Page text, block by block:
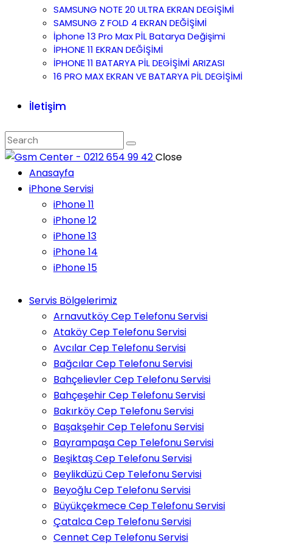
SAMSUNG NOTE 20 ULTRA EKRAN DEGİŞİMİ
SAMSUNG Z FOLD 4 EKRAN DEĞİŞİMİ
İphone 13 Pro Max PİL Batarya Değişimi
İPHONE 11 EKRAN DEĞİŞİMİ
İPHONE 11 BATARYA PİL DEGİŞİMİ ARIZASI
16 PRO MAX EKRAN VE BATARYA PİL DEGİŞİMİ
İletişim
Close
Anasayfa
iPhone Servisi
iPhone 11
iPhone 12
iPhone 13
iPhone 14
iPhone 15
Servis Bölgelerimiz
Arnavutköy Cep Telefonu Servisi
Ataköy Cep Telefonu Servisi
Avcılar Cep Telefonu Servisi
Bağcılar Cep Telefonu Servisi
Bahçelievler Cep Telefonu Servisi
Bahçeşehir Cep Telefonu Servisi
Bakırköy Cep Telefonu Servisi
Başakşehir Cep Telefonu Servisi
Bayrampaşa Cep Telefonu Servisi
Beşiktaş Cep Telefonu Servisi
Beylikdüzü Cep Telefonu Servisi
Beyoğlu Cep Telefonu Servisi
Büyükçekmece Cep Telefonu Servisi
Çatalca Cep Telefonu Servisi
Cennet Cep Telefonu Servisi